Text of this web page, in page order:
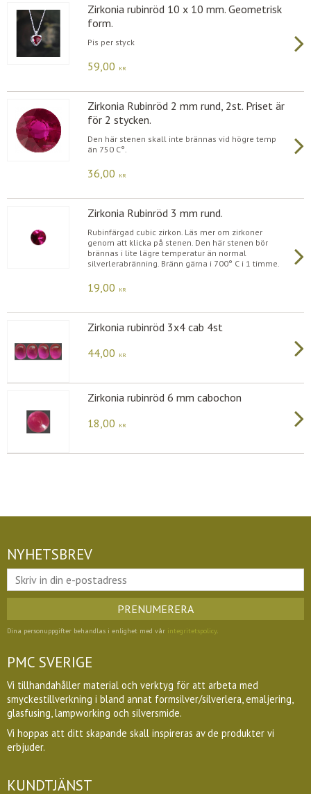
Zirkonia rubinröd 10 x 10 mm. Geometrisk
form.
Pis per styck
59,00 KR
Zirkonia Rubinröd 2 mm rund, 2st. Priset är
för 2 stycken.
Den här stenen skall inte brännas vid högre temp
än 750 C°.
36,00 KR
Zirkonia Rubinröd 3 mm rund.
Rubinfärgad cubic zirkon. Läs mer om zirkoner
genom att klicka på stenen. Den här stenen bör
brännas i lite lägre temperatur än normal
silverlerabränning. Bränn gärna i 700° C i 1 timme.
19,00 KR
Zirkonia rubinröd 3x4 cab 4st
44,00
KR
Zirkonia rubinröd 6 mm cabochon
18,00
KR
NYHETSBREV
PRENUMERERA
Dina personuppgifter behandlas i enlighet med vår integritetspolicy.
PMC SVERIGE
Vi tillhandahåller material och verktyg för att arbeta med
smyckestillverkning i bland annat formsilver/silverlera, emaljering,
glasfusing, lampworking och silversmide.
Vi hoppas att ditt skapande skall inspireras av de produkter vi
erbjuder.
KUNDTJÄNST